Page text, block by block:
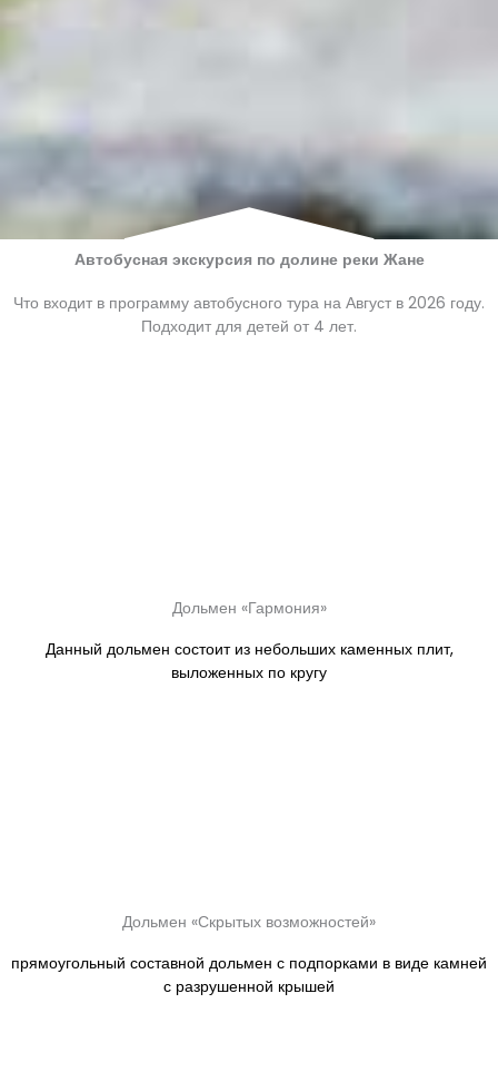
Автобусная экскурсия по долине реки Жане
Что входит в программу автобусного тура на Август в 2026 году.
Подходит для детей от 4 лет.
Дольмен «Гармония»
Данный дольмен состоит из небольших каменных плит,
выложенных по кругу
Дольмен «Скрытых возможностей»
прямоугольный составной дольмен с подпорками в виде камней
с разрушенной крышей